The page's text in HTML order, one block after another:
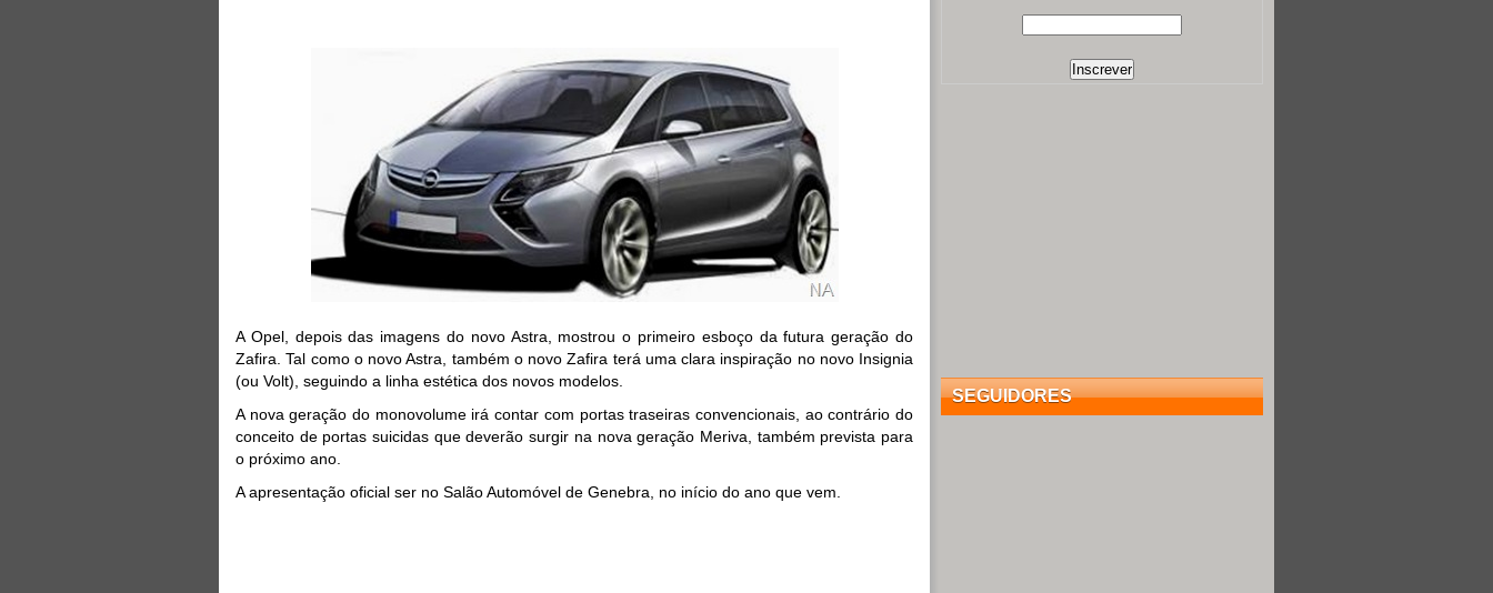
A Opel, depois das imagens do novo Astra, mostrou o primeiro esboço da futura geração do
Zafira. Tal como o novo Astra, também o novo Zafira terá uma clara inspiração no novo Insignia
(ou Volt), seguindo a linha estética dos novos modelos.
A nova geração do monovolume irá contar com portas traseiras convencionais, ao contrário do
conceito de portas suicidas que deverão surgir na nova geração Meriva, também prevista para
o próximo ano.
A apresentação oficial ser no Salão Automóvel de Genebra, no início do ano que vem.
SEGUIDORES